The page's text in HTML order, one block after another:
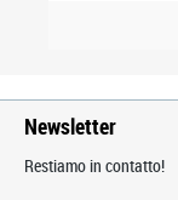
Newsletter
Restiamo in contatto!